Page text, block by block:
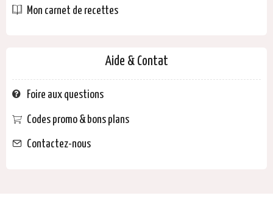
Mon carnet de recettes
Aide & Contat
Foire aux questions
Codes promo & bons plans
Contactez-nous